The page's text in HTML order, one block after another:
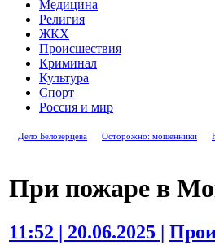
Медицина
Религия
ЖКХ
Происшествия
Криминал
Культура
Спорт
Россия и мир
Дело Белозерцева Осторожно: мошенники
При пожаре в
11:52 | 20.06.2025 |